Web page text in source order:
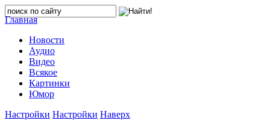
Главная
Новости
Аудио
Видео
Всякое
Картинки
Юмор
Настройки Настройки Наверх